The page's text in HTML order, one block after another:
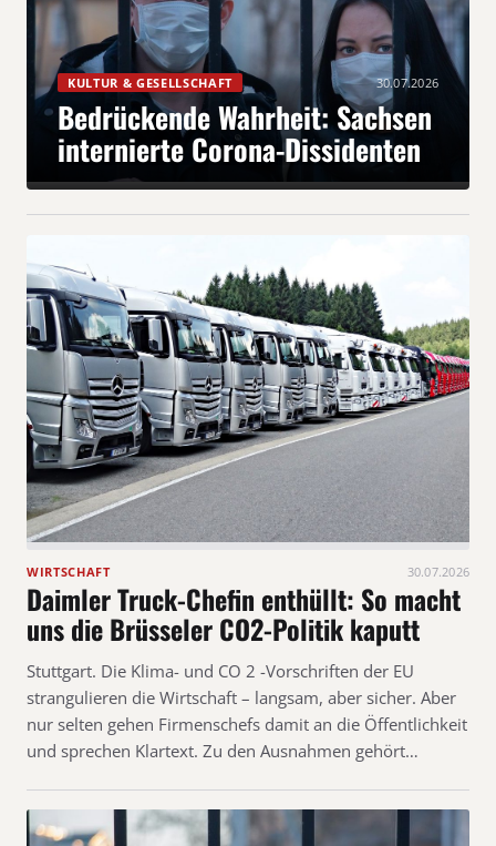
KULTUR & GESELLSCHAFT 30.07.2026
Bedrückende Wahrheit: Sachsen
internierte Corona-Dissidenten
WIRTSCHAFT 30.07.2026
Daimler Truck-Chefin enthüllt: So macht
uns die Brüsseler CO2-Politik kaputt
Stuttgart. Die Klima- und CO 2 -Vorschriften der EU
strangulieren die Wirtschaft – langsam, aber sicher. Aber
nur selten gehen Firmenschefs damit an die Öffentlichkeit
und sprechen Klartext. Zu den Ausnahmen gehört…